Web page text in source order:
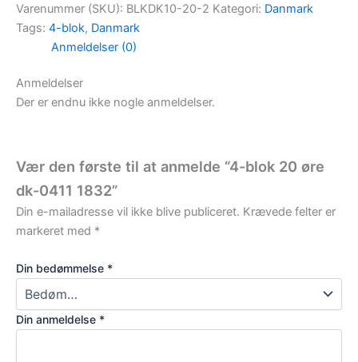
Varenummer (SKU): BLKDK10-20-2 Kategori: Danmark
Tags: 4-blok, Danmark
Anmeldelser (0)
Anmeldelser
Der er endnu ikke nogle anmeldelser.
Vær den første til at anmelde “4-blok 20 øre
dk-0411 1832”
Din e-mailadresse vil ikke blive publiceret. Krævede felter er
markeret med *
Din bedømmelse *
Din anmeldelse *